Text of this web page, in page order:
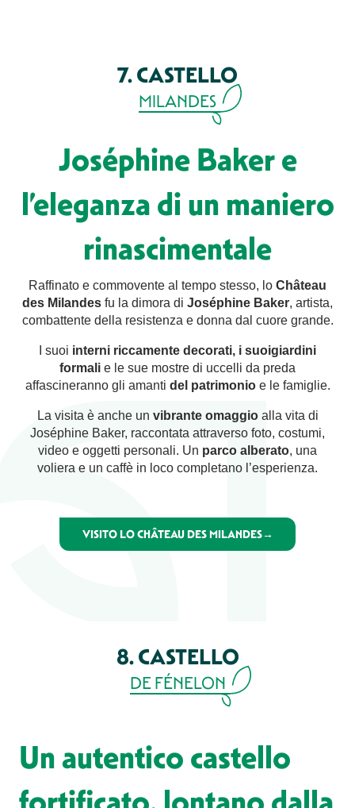
7. CASTELLO
MILANDES
Joséphine Baker e
l’eleganza di un maniero
rinascimentale
Raffinato e commovente al tempo stesso, lo Château
des Milandes fu la dimora di Joséphine Baker, artista,
combattente della resistenza e donna dal cuore grande.
I suoi interni riccamente decorati, i suoigiardini
formali e le sue mostre di uccelli da preda
affascineranno gli amanti del patrimonioe le famiglie.
La visita è anche un vibrante omaggioalla vita di
Joséphine Baker, raccontata attraverso foto, costumi,
video e oggetti personali. Un parco alberato, una
voliera e un caffè in loco completano l’esperienza.
VISITO LO CHÂTEAU DES MILANDES→
8. CASTELLO
DE FÉNELON
Un autentico castello